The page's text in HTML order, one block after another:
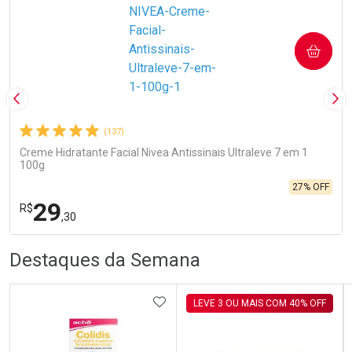
Imagem Anterior
(137)
Creme Hidratante Facial Nivea Antissinais Ultraleve 7 em 1
100g
R$29,30
27% OFF
COMPRAR
Laboratório
Por Menos
Destaques da Semana
ADICIONAR AOS FAVORITOS
LEVE 3 OU MAIS COM 40% OFF